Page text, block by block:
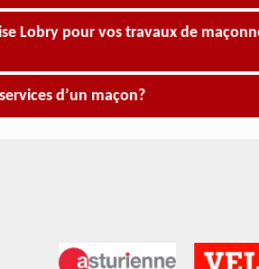
Lobry pour vos travaux de
d’un maçon?